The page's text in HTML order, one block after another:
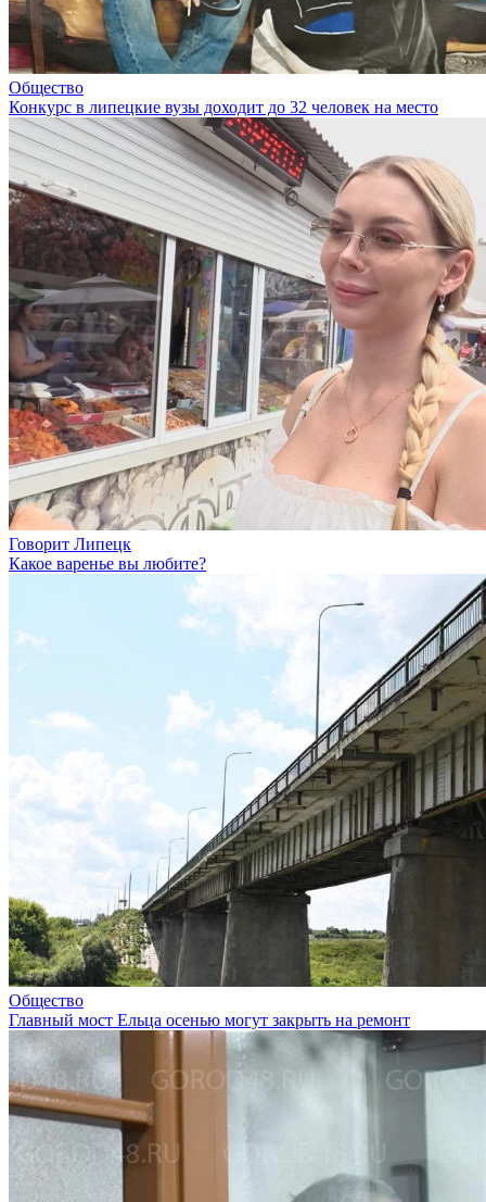
Общество
Конкурс в липецкие вузы доходит до 32 человек на место
Говорит Липецк
Какое варенье вы любите?
Общество
Главный мост Ельца осенью могут закрыть на ремонт